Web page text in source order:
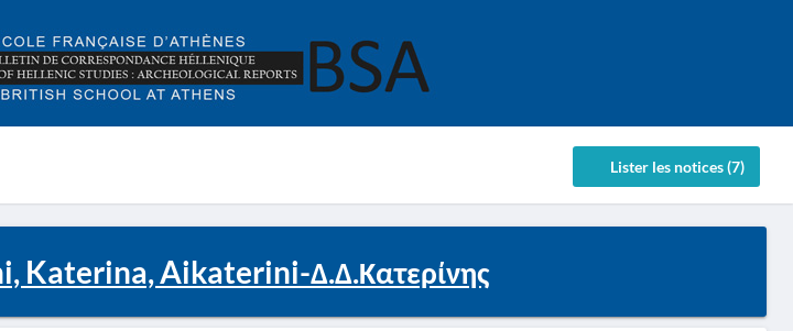
Lister les notices (7)
Katerina, Aikaterini-Δ.Δ.Κατερίνης